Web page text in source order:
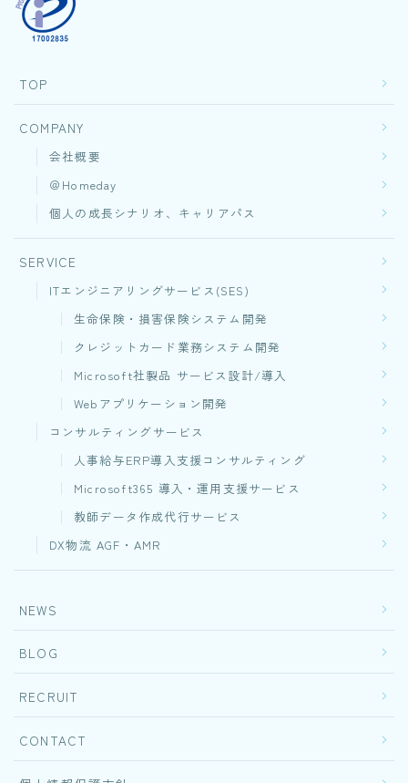
CONTACT
TOP
COMPANY
会社概要
＠Homeday
個人の成長シナリオ、キャリアパス
SERVICE
ITエンジニアリングサービス(SES)
生命保険・損害保険システム開発​
クレジットカード業務システム開発
Microsoft社製品 サービス設計/導入
Webアプリケーション開発​
コンサルティングサービス
人事給与ERP導入支援コンサルティング
Microsoft365 導入・運用支援サービス
教師データ作成代行サービス
DX物流 AGF・AMR
NEWS
BLOG
RECRUIT
CONTACT